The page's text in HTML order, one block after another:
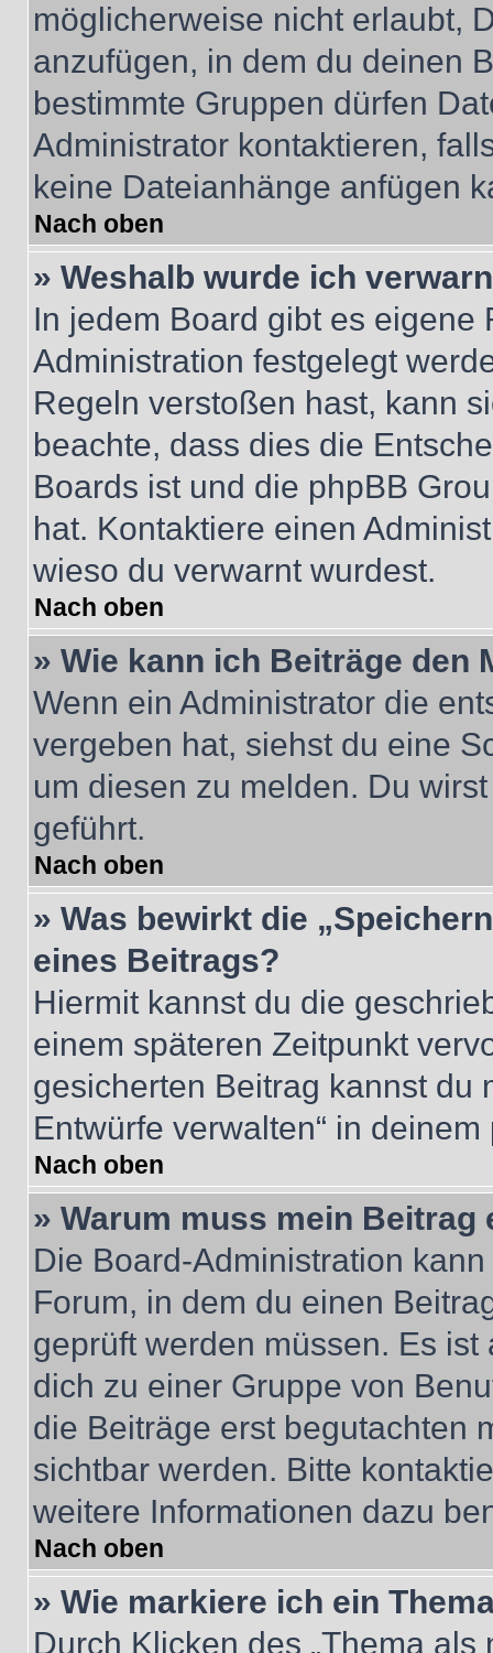
möglicherweise nicht erlaubt,
anzufügen, in dem du deinen
bestimmte Gruppen dürfen
Administrator kontaktieren,
keine Dateianhänge anfügen
Nach oben
» Weshalb wurde ich
In jedem Board gibt es
Administration festgelegt
Regeln verstoßen hast, kann
beachte, dass dies die
Boards ist und die phpBB
hat. Kontaktiere einen
wieso du verwarnt wurdest.
Nach oben
» Wie kann ich Beiträge den
Wenn ein Administrator die
vergeben hat, siehst du eine
um diesen zu melden. Du
geführt.
Nach oben
» Was bewirkt die
eines Beitrags?
Hiermit kannst du die
einem späteren Zeitpunkt
gesicherten Beitrag kannst du
Entwürfe verwalten“ in
Nach oben
» Warum muss mein
Die Board-Administration
Forum, in dem du einen
geprüft werden müssen. Es
dich zu einer Gruppe von
die Beiträge erst begutachten
sichtbar werden. Bitte
weitere Informationen dazu
Nach oben
» Wie markiere ich ein
Durch Klicken des „Thema